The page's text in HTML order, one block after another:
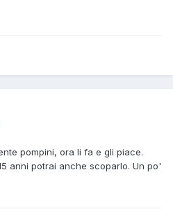
pompini, ora li fa e gli piace.
anni potrai anche scoparlo. Un po'